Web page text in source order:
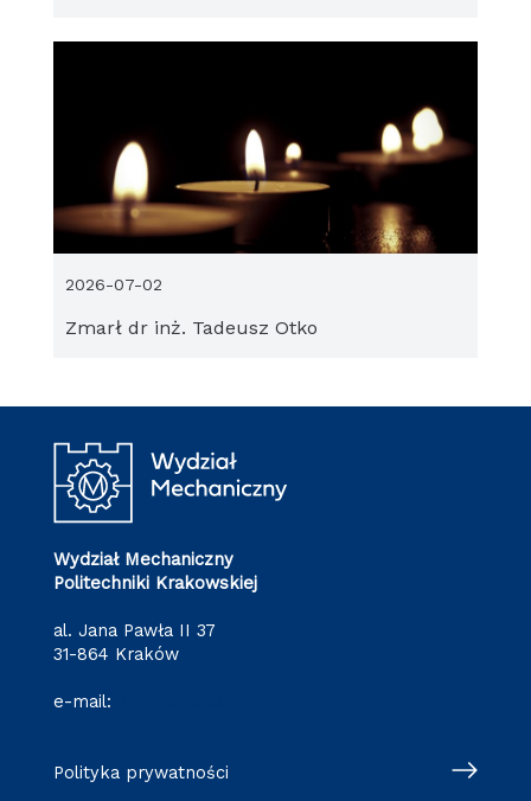
Zmarł dr inż. Tadeusz Otko
2026-07-02
Wydział Mechaniczny
Politechniki Krakowskiej
al. Jana Pawła II 37
31-864 Kraków
e-mail:
Polityka prywatności